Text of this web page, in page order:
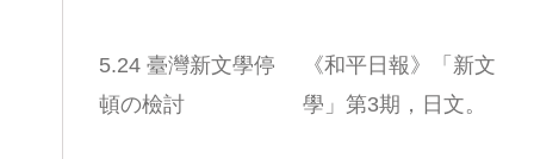
5.24 臺灣新文學停
頓の檢討
《和平日報》「新文
學」第3期，日文。